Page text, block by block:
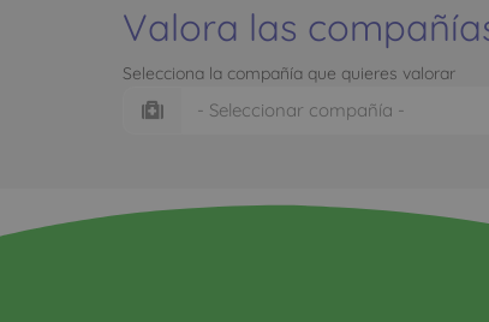
Valora las
Selecciona la compañía que quieres valorar